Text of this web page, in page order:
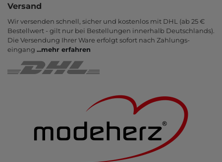
Versand
Wir versenden schnell, sicher und kostenlos mit DHL (ab 25 €
Bestell­wert - gilt nur bei Bestel­lungen inner­halb Deutsch­lands).
Die Ver­sendung Ihrer Ware er­folgt sofort nach Zahlungs­
eingang ...mehr erfahren